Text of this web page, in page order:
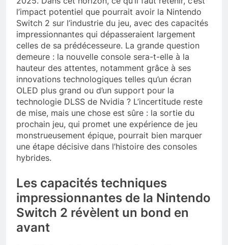
l’impact potentiel que pourrait avoir la Nintendo
Switch 2 sur l’industrie du jeu, avec des capacités
impressionnantes qui dépasseraient largement
celles de sa prédécesseure. La grande question
demeure : la nouvelle console sera-t-elle à la
hauteur des attentes, notamment grâce à ses
innovations technologiques telles qu’un écran
OLED plus grand ou d’un support pour la
technologie DLSS de Nvidia ? L’incertitude reste
de mise, mais une chose est sûre : la sortie du
prochain jeu, qui promet une expérience de jeu
monstrueusement épique, pourrait bien marquer
une étape décisive dans l’histoire des consoles
hybrides.
Les capacités techniques
impressionnantes de la Nintendo
Switch 2 révèlent un bond en
avant